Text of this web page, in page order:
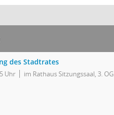
des Stadtrates
Uhr im Rathaus Sitzungssaal, 3. OG